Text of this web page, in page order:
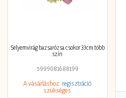
Selyemvirág bazsarózsa csokor 33cm több
szín
5999081688199
A vásárláshoz regisztráció
szükséges.